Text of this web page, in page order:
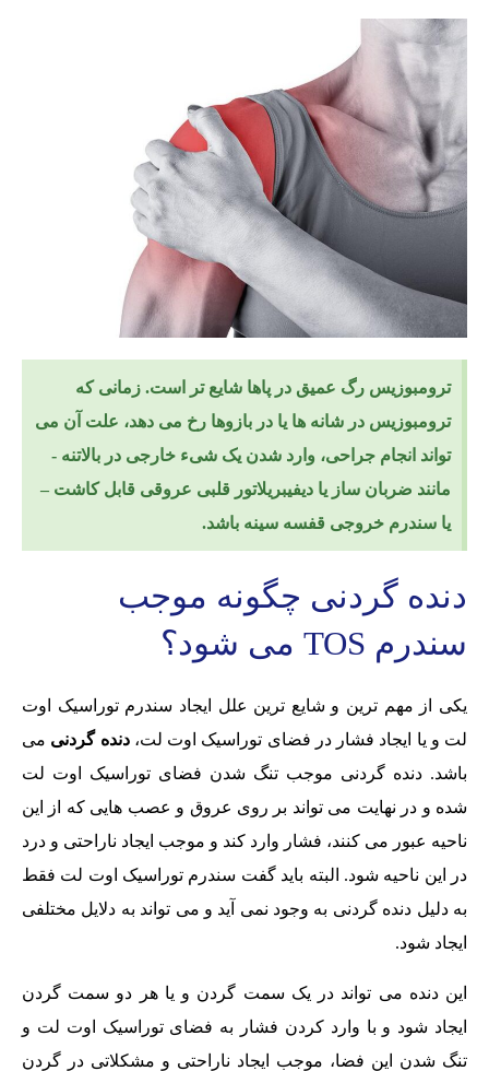
ترومبوزیس رگ عمیق در پاها شایع تر است. زمانی که
ترومبوزیس در شانه ها یا در بازوها رخ می دهد، علت آن می
تواند انجام جراحی، وارد شدن یک شیء خارجی در بالاتنه -
مانند ضربان ساز یا دیفیبریلاتور قلبی عروقی قابل کاشت –
یا سندرم خروجی قفسه سینه باشد.
دنده گردنی چگونه موجب
سندرم TOS می شود؟
یکی از مهم ترین و شایع ترین علل ایجاد سندرم توراسیک اوت
لت و یا ایجاد فشار در فضای توراسیک اوت لت،دنده گردنی می
باشد. دنده گردنی موجب تنگ شدن فضای توراسیک اوت لت
شده و در نهایت می تواند بر روی عروق و عصب هایی که از این
ناحیه عبور می کنند، فشار وارد کند و موجب ایجاد ناراحتی و درد
در این ناحیه شود. البته باید گفت سندرم توراسیک اوت لت فقط
به دلیل دنده گردنی به وجود نمی آید و می تواند به دلایل مختلفی
ایجاد شود.
این دنده می تواند در یک سمت گردن و یا هر دو سمت گردن
ایجاد شود و با وارد کردن فشار به فضای توراسیک اوت لت و
تنگ شدن این فضا، موجب ایجاد ناراحتی و مشکلاتی در گردن